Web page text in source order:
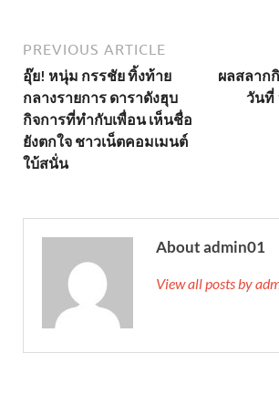
PREVIOUS ARTICLE
อุ๊ย! หนุ่ม กรรชัย ทิ้งท้าย
กลางรายการ ดาราดังฮุบ
กิจการที่ทำกับเพื่อน เห็นชื่อ
ยังตกใจ ชาวเน็ตคอมเมนต์
ใบ้สนั่น
ผลสลาก
วันที่
About admin01
View all posts by